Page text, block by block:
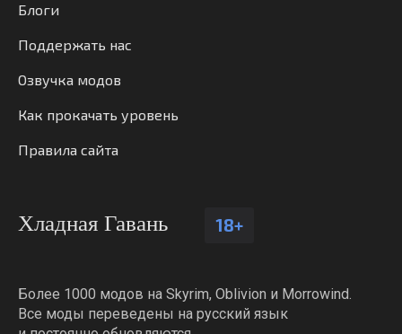
Блоги
Поддержать нас
Озвучка модов
Как прокачать уровень
Правила сайта
Хладная Гавань 18+
Более 1000 модов на Skyrim, Oblivion и Morrowind.
Все моды переведены на русский язык